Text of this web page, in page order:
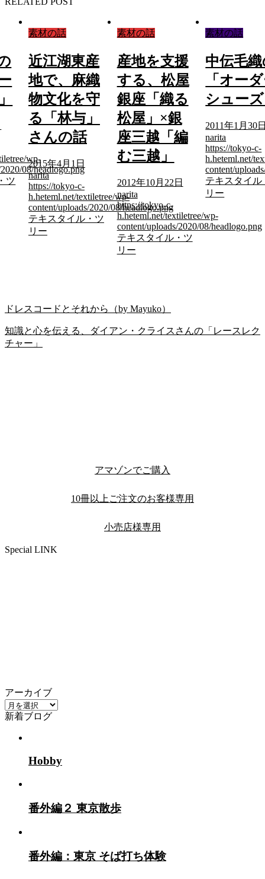
wp-
08/headlogo.png
ツ
素材の話
近江湖東産
地で、麻織
物文化を守
る「林与」
さんの話
2015年4月1日
narita
https://tokyo-c-
h.heteml.net/textiletree/wp-
content/uploads/2020/08/headlogo.png
テキスタイル・ツ
リー
素材の話
産地を支援
する、松屋
銀座「織る
松屋」×銀
座三越「編
む三越」
2012年10月22日
narita
https://tokyo-c-
h.heteml.net/textiletree/wp-
content/uploads/2020/08/headlogo.png
テキスタイル・ツ
リー
素材の話
中伝毛
「オー
シュー
2011年1月30
narita
https://tokyo-c-
h.heteml.net/
content/
テキスタイル
リー
ドレスコードとそれから（by Mayuko）
知識と心を伝える、ダイアン・クライスさんの「レースレク
チャー」
アマゾンでご購入
10冊以上ご注文のお客様専用
小売店様専用
Special LINK
アーカイブ
ア
ー
新着ブログ
Hobby
番外編２ 東京散歩
番外編：東京 そば打ち体験